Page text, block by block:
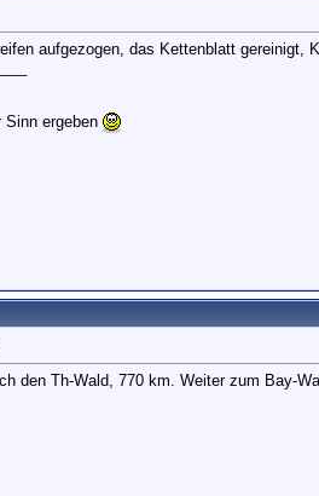
aufgezogen, das Kettenblatt gereinigt,
Sinn ergeben
den Th-Wald, 770 km. Weiter zum Bay-